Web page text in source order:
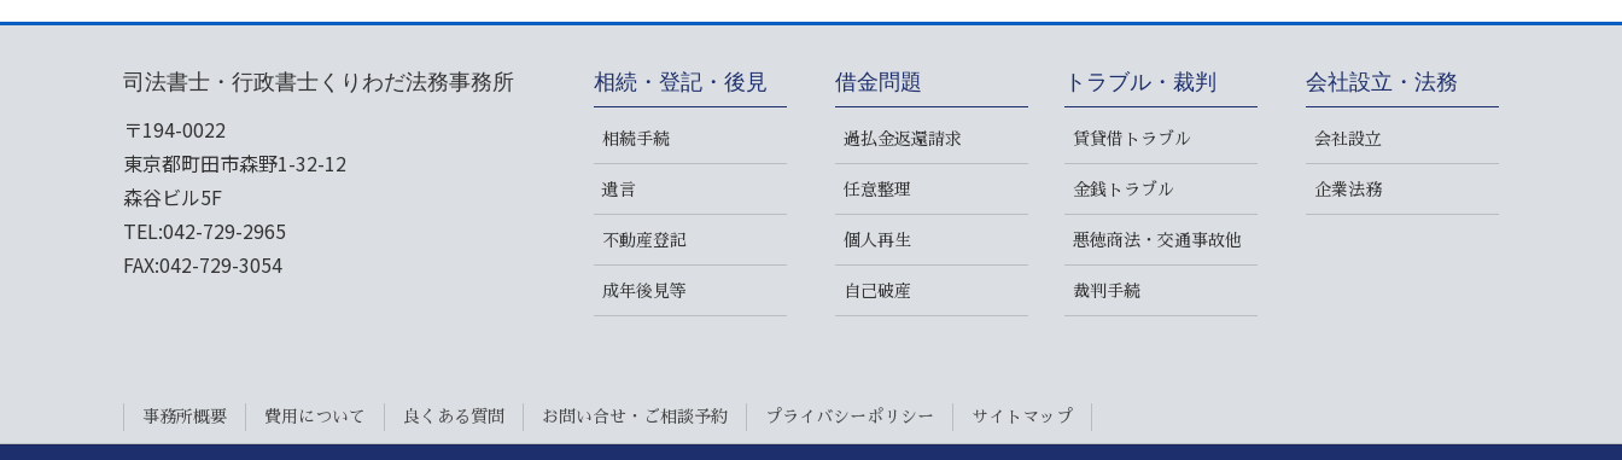
司法書士・行政書士くりわだ法務事務所
〒194-0022
東京都町田市森野1-32-12
森谷ビル5F
TEL:042-729-2965
FAX:042-729-3054
相続・登記・後見
相続手続
遺言
不動産登記
成年後見等
借金問題
過払金返還請求
任意整理
個人再生
自己破産
トラブル・裁判
賃貸借トラブル
金銭トラブル
悪徳商法・交通事故他
裁判手続
会社設立・法務
会社設立
企業法務
事務所概要 費用について 良くある質問 お問い合せ・ご相談予約 プライバシーポリシー サイトマップ